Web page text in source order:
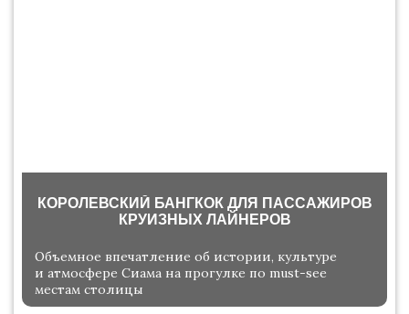
КОРОЛЕВСКИЙ БАНГКОК ДЛЯ ПАССАЖИРОВ
КРУИЗНЫХ ЛАЙНЕРОВ
Объемное впечатление об истории, культуре
и атмосфере Сиама на прогулке по must-see
местам столицы